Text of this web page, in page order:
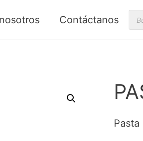
Contáctanos